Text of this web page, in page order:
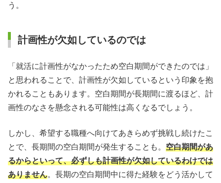
う。
計画性が欠如しているのでは
「就活に計画性がなかったため空白期間ができたのでは」
と思われることで、計画性が欠如しているという印象を抱
かれることもあります。空白期間が長期間に渡るほど、計
画性のなさを懸念される可能性は高くなるでしょう。
しかし、希望する職種へ向けてあきらめず挑戦し続けたこ
とで、長期間の空白期間が発生することも。 空白期間があ
るからといって、必ずしも計画性が欠如しているわけでは
ありません。長期の空白期間中に得た経験をどう活かして